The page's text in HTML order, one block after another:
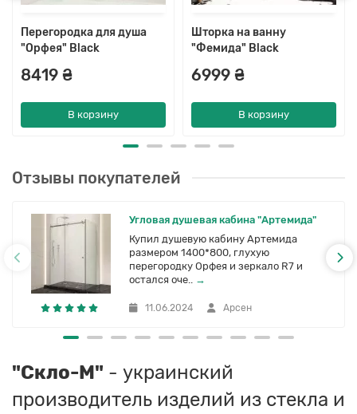
Перегородка для душа
"Орфея" Black
8419 ₴
В корзину
Шторка на ванну
"Фемида" Black
6999 ₴
В корзину
Отзывы покупателей
Угловая душевая кабина "Артемида"
Купил душевую кабину Артемида
размером 1400*800, глухую
перегородку Орфея и зеркало R7 и
остался оче..
→
11.06.2024 Арсен
"Скло-М" - украинский
производитель изделий из стекла и